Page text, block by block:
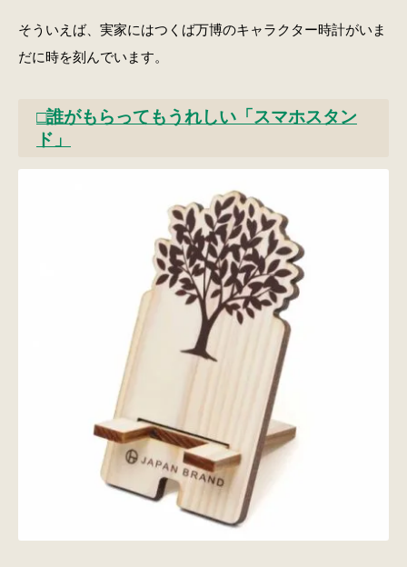
そういえば、実家にはつくば万博のキャラクター時計がいま
だに時を刻んでいます。
□誰がもらってもうれしい「スマホスタン
ド」